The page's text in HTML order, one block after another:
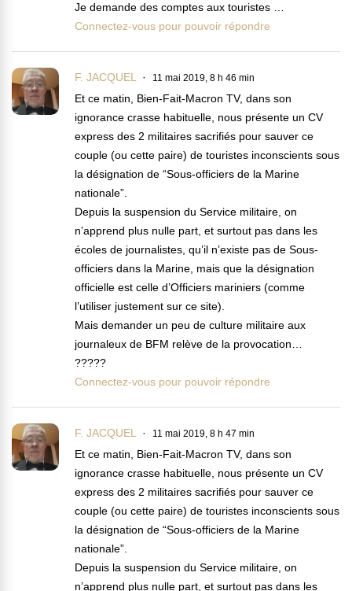
Je demande des comptes aux touristes …
Connectez-vous pour pouvoir répondre
F. JACQUEL 11 mai 2019, 8 h 46 min
Et ce matin, Bien-Fait-Macron TV, dans son
ignorance crasse habituelle, nous présente un CV
express des 2 militaires sacrifiés pour sauver ce
couple (ou cette paire) de touristes inconscients sous
la désignation de “Sous-officiers de la Marine
nationale”.
Depuis la suspension du Service militaire, on
n’apprend plus nulle part, et surtout pas dans les
écoles de journalistes, qu’il n’existe pas de Sous-
officiers dans la Marine, mais que la désignation
officielle est celle d’Officiers mariniers (comme
l’utiliser justement sur ce site).
Mais demander un peu de culture militaire aux
journaleux de BFM relève de la provocation…
?????
Connectez-vous pour pouvoir répondre
F. JACQUEL 11 mai 2019, 8 h 47 min
Et ce matin, Bien-Fait-Macron TV, dans son
ignorance crasse habituelle, nous présente un CV
express des 2 militaires sacrifiés pour sauver ce
couple (ou cette paire) de touristes inconscients sous
la désignation de “Sous-officiers de la Marine
nationale”.
Depuis la suspension du Service militaire, on
n’apprend plus nulle part, et surtout pas dans les